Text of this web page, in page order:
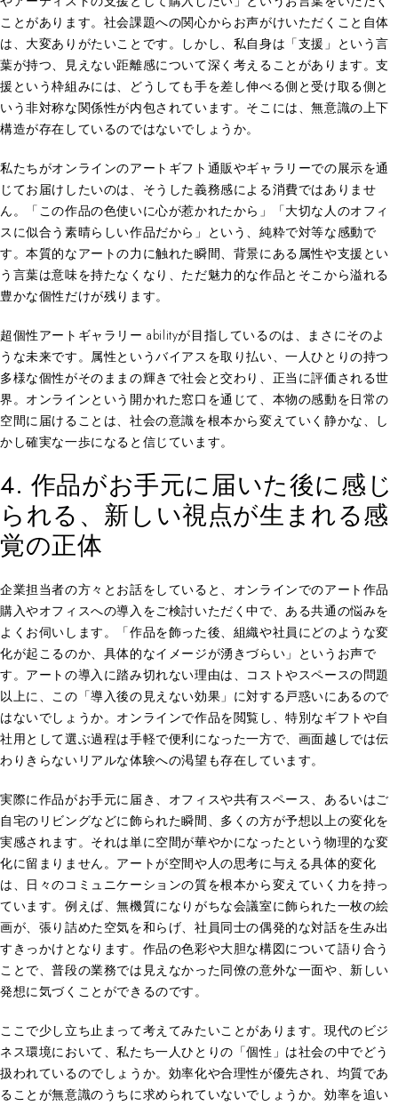
ことがあります。社会課題への関心からお声がけいただくこと自体
は、大変ありがたいことです。しかし、私自身は「支援」という言
葉が持つ、見えない距離感について深く考えることがあります。支
援という枠組みには、どうしても手を差し伸べる側と受け取る側と
いう非対称な関係性が内包されています。そこには、無意識の上下
構造が存在しているのではないでしょうか。
私たちがオンラインのアートギフト通販やギャラリーでの展示を通
じてお届けしたいのは、そうした義務感による消費ではありませ
ん。「この作品の色使いに心が惹かれたから」「大切な人のオフィ
スに似合う素晴らしい作品だから」という、純粋で対等な感動で
す。本質的なアートの力に触れた瞬間、背景にある属性や支援とい
う言葉は意味を持たなくなり、ただ魅力的な作品とそこから溢れる
豊かな個性だけが残ります。
超個性アートギャラリー abilityが目指しているのは、まさにそのよ
うな未来です。属性というバイアスを取り払い、一人ひとりの持つ
多様な個性がそのままの輝きで社会と交わり、正当に評価される世
界。オンラインという開かれた窓口を通じて、本物の感動を日常の
空間に届けることは、社会の意識を根本から変えていく静かな、し
かし確実な一歩になると信じています。
4. 作品がお手元に届いた後に感じ
られる、新しい視点が生まれる感
覚の正体
企業担当者の方々とお話をしていると、オンラインでのアート作品
購入やオフィスへの導入をご検討いただく中で、ある共通の悩みを
よくお伺いします。「作品を飾った後、組織や社員にどのような変
化が起こるのか、具体的なイメージが湧きづらい」というお声で
す。アートの導入に踏み切れない理由は、コストやスペースの問題
以上に、この「導入後の見えない効果」に対する戸惑いにあるので
はないでしょうか。オンラインで作品を閲覧し、特別なギフトや自
社用として選ぶ過程は手軽で便利になった一方で、画面越しでは伝
わりきらないリアルな体験への渇望も存在しています。
実際に作品がお手元に届き、オフィスや共有スペース、あるいはご
自宅のリビングなどに飾られた瞬間、多くの方が予想以上の変化を
実感されます。それは単に空間が華やかになったという物理的な変
化に留まりません。アートが空間や人の思考に与える具体的変化
は、日々のコミュニケーションの質を根本から変えていく力を持っ
ています。例えば、無機質になりがちな会議室に飾られた一枚の絵
画が、張り詰めた空気を和らげ、社員同士の偶発的な対話を生み出
すきっかけとなります。作品の色彩や大胆な構図について語り合う
ことで、普段の業務では見えなかった同僚の意外な一面や、新しい
発想に気づくことができるのです。
ここで少し立ち止まって考えてみたいことがあります。現代のビジ
ネス環境において、私たち一人ひとりの「個性」は社会の中でどう
扱われているのでしょうか。効率化や合理性が優先され、均質であ
ることが無意識のうちに求められていないでしょうか。効率を追い